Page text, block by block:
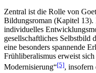
Zentral ist die Rolle von
Bildungsroman (Kapitel 13).
individuelles
gesellschaftliches Selbstbild
eine besonders spannende
Frühliberalismus erweist
Modernisierung“[5], insofern